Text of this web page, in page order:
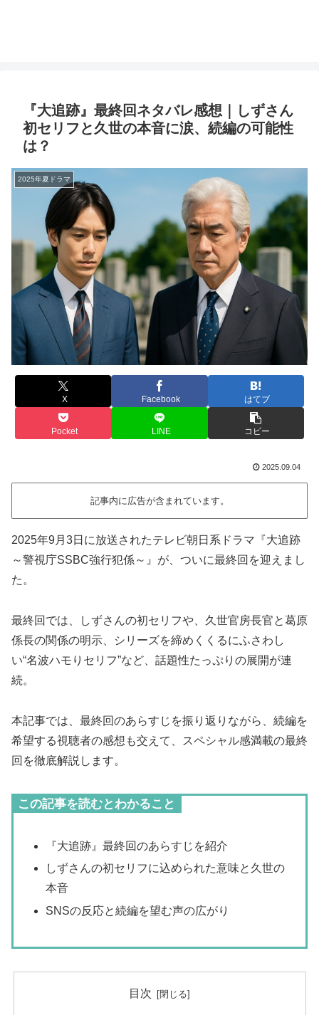
『大追跡』最終回ネタバレ感想｜しずさん
初セリフと久世の本音に涙、続編の可能性
は？
2025年夏ドラマ
X Facebook はてブ
Pocket LINE コピー
2025.09.04
記事内に広告が含まれています。
2025年9月3日に放送されたテレビ朝日系ドラマ『大追跡
～警視庁SSBC強行犯係～』が、ついに最終回を迎えまし
た。
最終回では、しずさんの初セリフや、久世官房長官と葛原
係長の関係の明示、シリーズを締めくくるにふさわし
い“名波ハモりセリフ”など、話題性たっぷりの展開が連
続。
本記事では、最終回のあらすじを振り返りながら、続編を
希望する視聴者の感想も交えて、スペシャル感満載の最終
回を徹底解説します。
この記事を読むとわかること
『大追跡』最終回のあらすじを紹介
しずさんの初セリフに込められた意味と久世の
本音
SNSの反応と続編を望む声の広がり
目次